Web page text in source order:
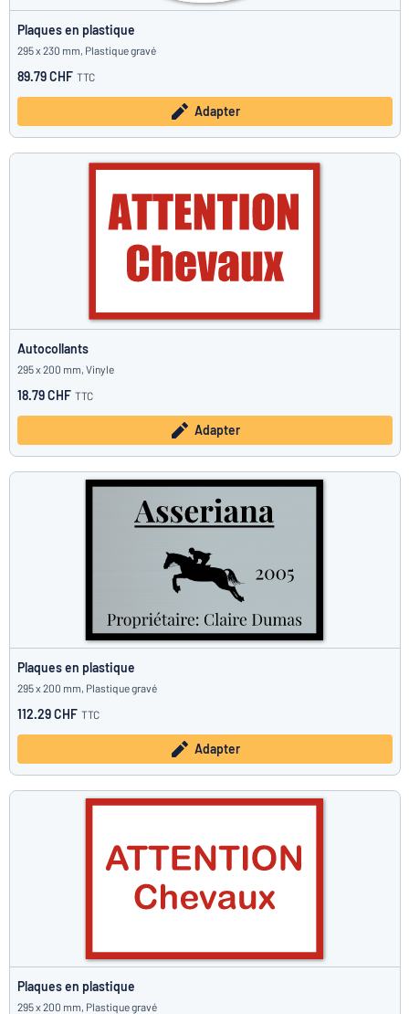
Plaques en plastique
295 x 230 mm, Plastique gravé
89.79 CHF TTC
Adapter
Autocollants
295 x 200 mm, Vinyle
18.79 CHF TTC
Adapter
Plaques en plastique
295 x 200 mm, Plastique gravé
112.29 CHF TTC
Adapter
Plaques en plastique
295 x 200 mm, Plastique gravé